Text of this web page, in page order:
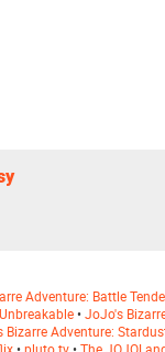
Adventure: Battle
•JoJo's
Bizarre Adventure:
•pluto tv•The